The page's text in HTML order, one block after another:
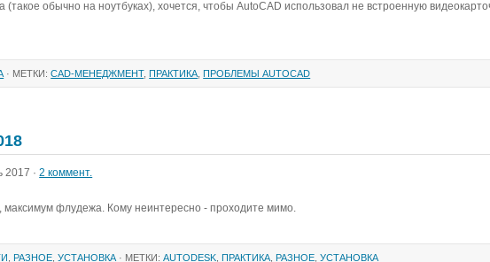
обычно на ноутбуках), хочется, чтобы AutoCAD использовал не встроенную
· МЕТКИ:CAD-МЕНЕДЖМЕНТ,ПРАКТИКА ,ПРОБЛЕМЫ AUTOCAD
2017 ·2 коммент.
флудежа. Кому неинтересно - проходите мимо.
,РАЗНОЕ ,УСТАНОВКА · МЕТКИ:AUTODESK ,ПРАКТИКА ,РАЗНОЕ ,УСТАНОВКА